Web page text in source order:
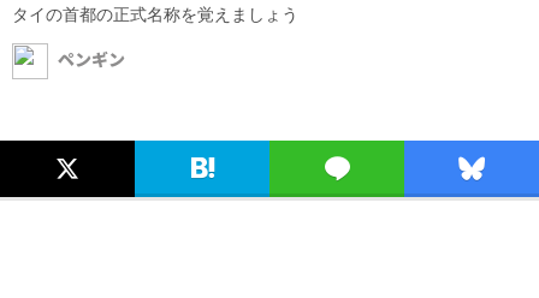
タイの首都の正式名称を覚えましょう
ペンギン